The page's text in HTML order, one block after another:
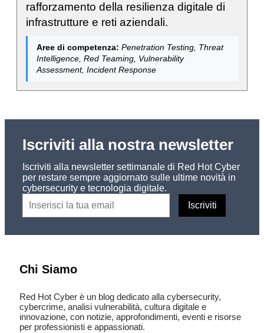
rafforzamento della resilienza digitale di
infrastrutture e reti aziendali.
Aree di competenza: Penetration Testing, Threat
Intelligence, Red Teaming, Vulnerability
Assessment, Incident Response
Iscriviti alla nostra newsletter
Iscriviti alla newsletter settimanale di Red Hot Cyber
per restare sempre aggiornato sulle ultime novità in
cybersecurity e tecnologia digitale.
Chi Siamo
Red Hot Cyber è un blog dedicato alla cybersecurity,
cybercrime, analisi vulnerabilità, cultura digitale e
innovazione, con notizie, approfondimenti, eventi e risorse
per professionisti e appassionati.